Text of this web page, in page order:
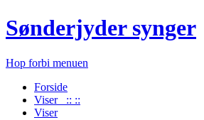
Sønderjyder synger
Hop forbi menuen
Forside
Viser :: ::
Viser